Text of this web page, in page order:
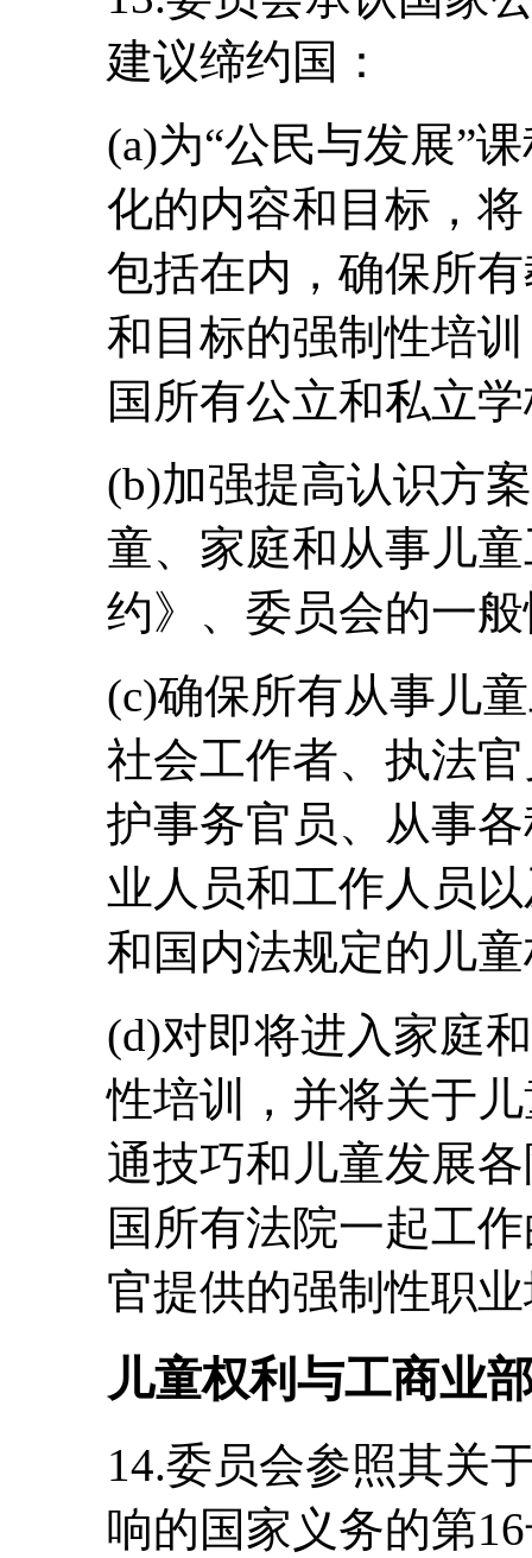
建议缔约国：
(a)为“公民与发展”
化的内容和目标，
包括在内，确保所
和目标的强制性培
国所有公立和私立
(b)加强提高认识方
童、家庭和从事儿
约》、委员会的一
(c)确保所有从事儿
社会工作者、执法
护事务官员、从事
业人员和工作人员
和国内法规定的儿
(d)对即将进入家庭
性培训，并将关于
通技巧和儿童发展
国所有法院一起工
官提供的强制性职
儿童权利与工商业
14.委员会参照其关
响的国家义务的第